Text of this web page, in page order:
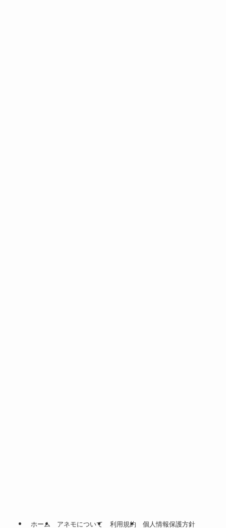
ホーム アネモについて 利用規約 個人情報保護方針